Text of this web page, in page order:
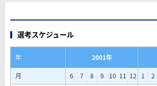
選考スケジュール
年 2001年
月
6 7 8 9 10 11 12 1 2